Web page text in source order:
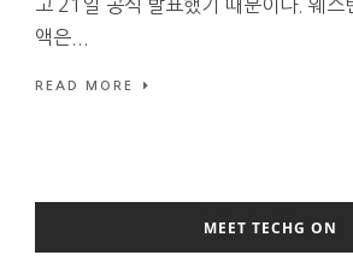
고 21일 공식 발표했기 때문이다. 웨스
액은...
READ MORE
MEET TECHG ON